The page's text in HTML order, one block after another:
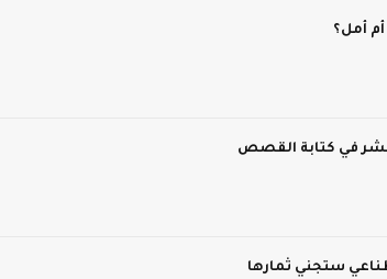
أمل؟
في كتابة القصص
ستجني ثمارها